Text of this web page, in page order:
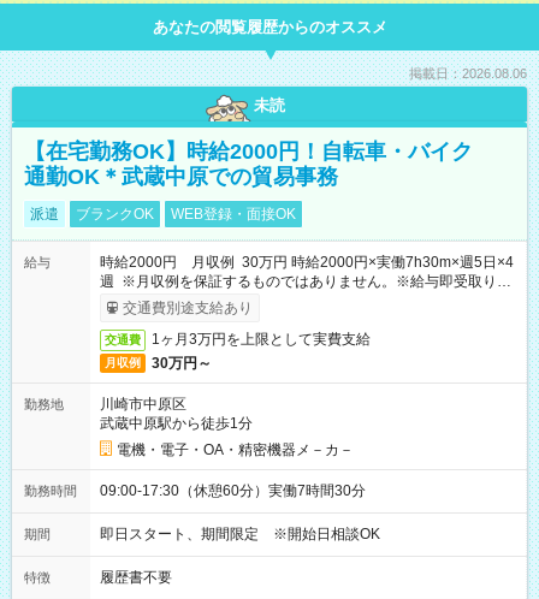
あなたの閲覧履歴からのオススメ
掲載日：2026.08.06
未読
【在宅勤務OK】時給2000円！自転車・バイク
通勤OK＊武蔵中原での貿易事務
派遣 ブランクOK WEB登録・面接OK
給与
時給2000円 月収例 30万円 時給2000円×実働7h30m×週5日×4
週 ※月収例を保証するものではありません。※給与即受取りサ
ービス利用可（利用条件有）
交通費別途支給あり
交通費 1ヶ月3万円を上限として実費支給
月収例 30万円～
勤務地
川崎市中原区
武蔵中原駅から徒歩1分
電機・電子・OA・精密機器メ－カ－
勤務時間 09:00-17:30（休憩60分）実働7時間30分
期間 即日スタート、期間限定 ※開始日相談OK
特徴 履歴書不要